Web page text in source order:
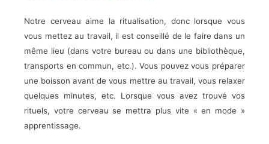
Notre cerveau aime la ritualisation, donc lorsque vous
vous mettez au travail, il est conseillé de le faire dans un
même lieu (dans votre bureau ou dans une bibliothèque,
transports en commun, etc.). Vous pouvez vous préparer
une boisson avant de vous mettre au travail, vous relaxer
quelques minutes, etc. Lorsque vous avez trouvé vos
rituels, votre cerveau se mettra plus vite « en mode »
apprentissage.